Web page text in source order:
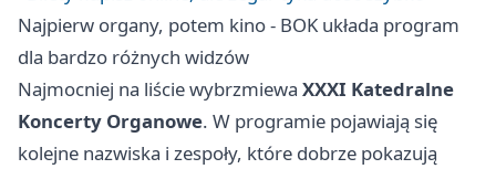
Najpierw organy, potem kino - BOK układa program
dla bardzo różnych widzów
Najmocniej na liście wybrzmiewa XXXI Katedralne
Koncerty Organowe. W programie pojawiają się
kolejne nazwiska i zespoły, które dobrze pokazują